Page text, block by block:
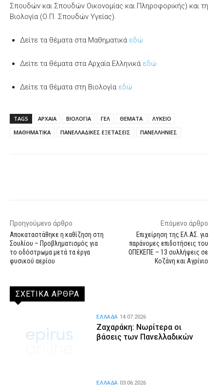
Σπουδών και Σπουδών Οικονομίας και Πληροφορικής) και τη
Βιολογία (Ο.Π. Σπουδών Υγείας).
Δείτε τα θέματα στα Μαθηματικά εδώ
Δείτε τα θέματα στα Αρχαία Ελληνικά εδώ
Δείτε τα θέματα στη Βιολογία εδώ
TAGS ΑΡΧΑΙΑ ΒΙΟΛΟΓΙΑ ΓΕΛ ΘΕΜΑΤΑ
ΛΥΚΕΙΟ
ΜΑΘΗΜΑΤΙΚΑ
ΠΑΝΕΛΛΑΔΙΚΕΣ ΕΞΕΤΑΣΕΙΣ ΠΑΝΕΛΛΗΝΙΕΣ
Προηγούμενο άρθρο
Αποκαταστάθηκε η καθίζηση στη
Σουλίου – Προβληματισμός για
το οδόστρωμα μετά τα έργα
φυσικού αερίου
Επόμενο άρθρο
Επιχείρηση της ΕΛ.ΑΣ. για
παράνομες επιδοτήσεις του
ΟΠΕΚΕΠΕ – 13 συλλήψεις σε
Κοζάνη και Αγρίνιο
ΣΧΕΤΙΚΑ ΑΡΘΡΑ
Ζαχαράκη: Νωρίτερα οι
βάσεις των Πανελλαδικών
ΕΛΛΑΔΑ 14.07.2026
ΕΛΛΑΔΑ 03.06.2026